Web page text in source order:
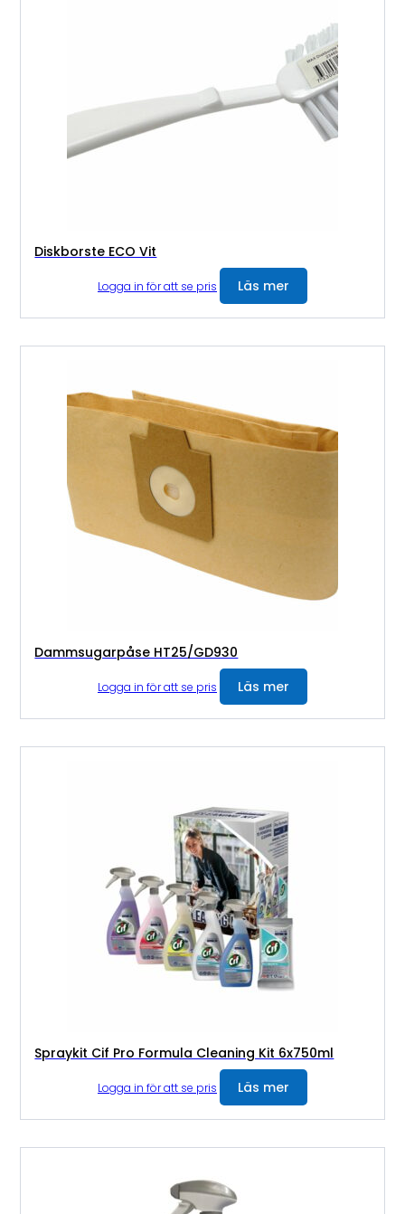
Diskborste ECO Vit
Logga in för att se pris Läs mer
Dammsugarpåse HT25/GD930
Logga in för att se pris Läs mer
Spraykit Cif Pro Formula Cleaning Kit 6x750ml
Logga in för att se pris Läs mer